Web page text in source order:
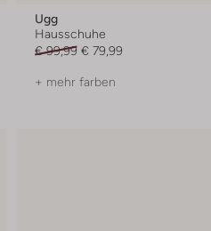
Ugg
Hausschuhe
€ 99,99 € 79,99
+ mehr farben